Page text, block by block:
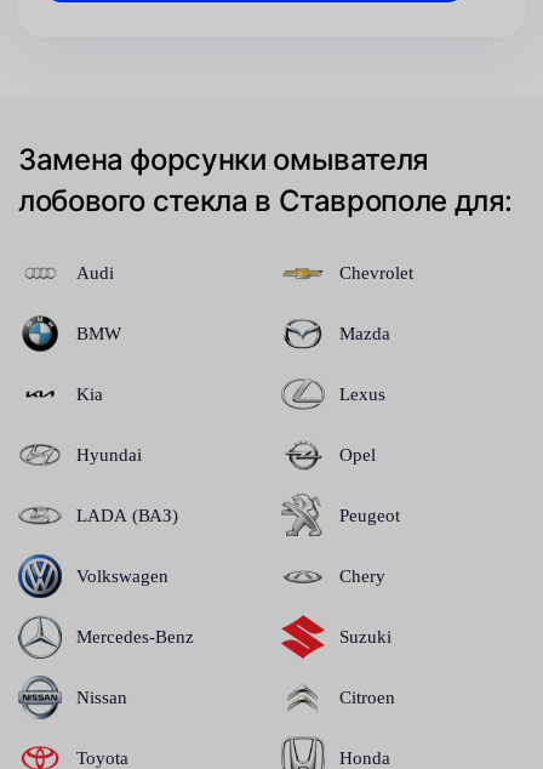
Замена форсунки омывателя
лобового стекла в Ставрополе для:
Audi
BMW
Kia
Hyundai
LADA (ВАЗ)
Volkswagen
Mercedes-Benz
Nissan
Toyota
Chevrolet
Mazda
Lexus
Opel
Peugeot
Chery
Suzuki
Citroen
Honda